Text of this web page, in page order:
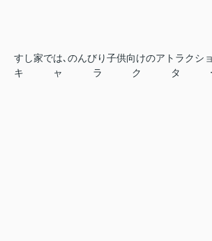
すし家では､のんびり子供向けのアトラクシ
キャラクタ